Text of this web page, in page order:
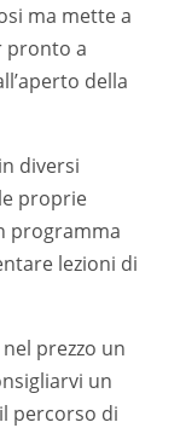
ma mette a
pronto a
della
diversi
proprie
programma
lezioni di
prezzo un
un
percorso di